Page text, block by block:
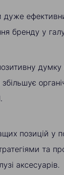
бренду у
позицій у
та
аксесуарів.